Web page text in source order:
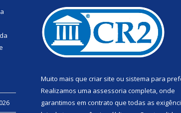
Muito mais que criar site ou sistema para
Realizamos uma assessoria completa, onde
garantimos em contrato que todas as